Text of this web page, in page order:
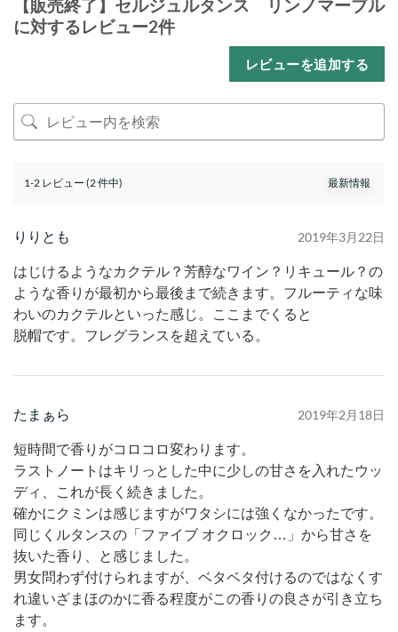
【販売終了】セルジュルタンス リンノマーブル
に対するレビュー2件
レビューを追加する
1-2 レビュー (2 件中)
りりとも 2019年3月22日
はじけるようなカクテル？芳醇なワイン？リキュール？の
ような香りが最初から最後まで続きます。フルーティな味
わいのカクテルといった感じ。ここまでくると
脱帽です。フレグランスを超えている。
たまぁら 2019年2月18日
短時間で香りがコロコロ変わります。
ラストノートはキリっとした中に少しの甘さを入れたウッ
ディ、これが長く続きました。
確かにクミンは感じますがワタシには強くなかったです。
同じくルタンスの「ファイブ オクロック…」から甘さを
抜いた香り、と感じました。
男女問わず付けられますが、ベタベタ付けるのではなくす
れ違いざまほのかに香る程度がこの香りの良さが引き立ち
ます。